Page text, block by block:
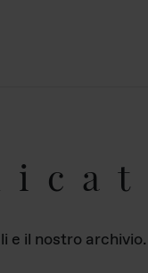
e il nostro archivio.